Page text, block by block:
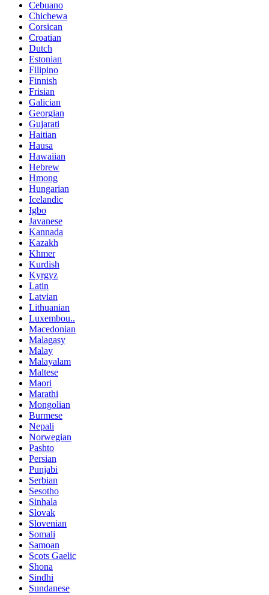
Cebuano
Chichewa
Corsican
Croatian
Dutch
Estonian
Filipino
Finnish
Frisian
Galician
Georgian
Gujarati
Haitian
Hausa
Hawaiian
Hebrew
Hmong
Hungarian
Icelandic
Igbo
Javanese
Kannada
Kazakh
Khmer
Kurdish
Kyrgyz
Latin
Latvian
Lithuanian
Luxembou..
Macedonian
Malagasy
Malay
Malayalam
Maltese
Maori
Marathi
Mongolian
Burmese
Nepali
Norwegian
Pashto
Persian
Punjabi
Serbian
Sesotho
Sinhala
Slovak
Slovenian
Somali
Samoan
Scots Gaelic
Shona
Sindhi
Sundanese